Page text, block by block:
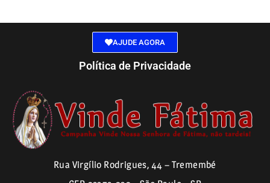
AJUDE AGORA
Política de Privacidade
Rua Virgílio Rodrigues, 44 – Tremembé